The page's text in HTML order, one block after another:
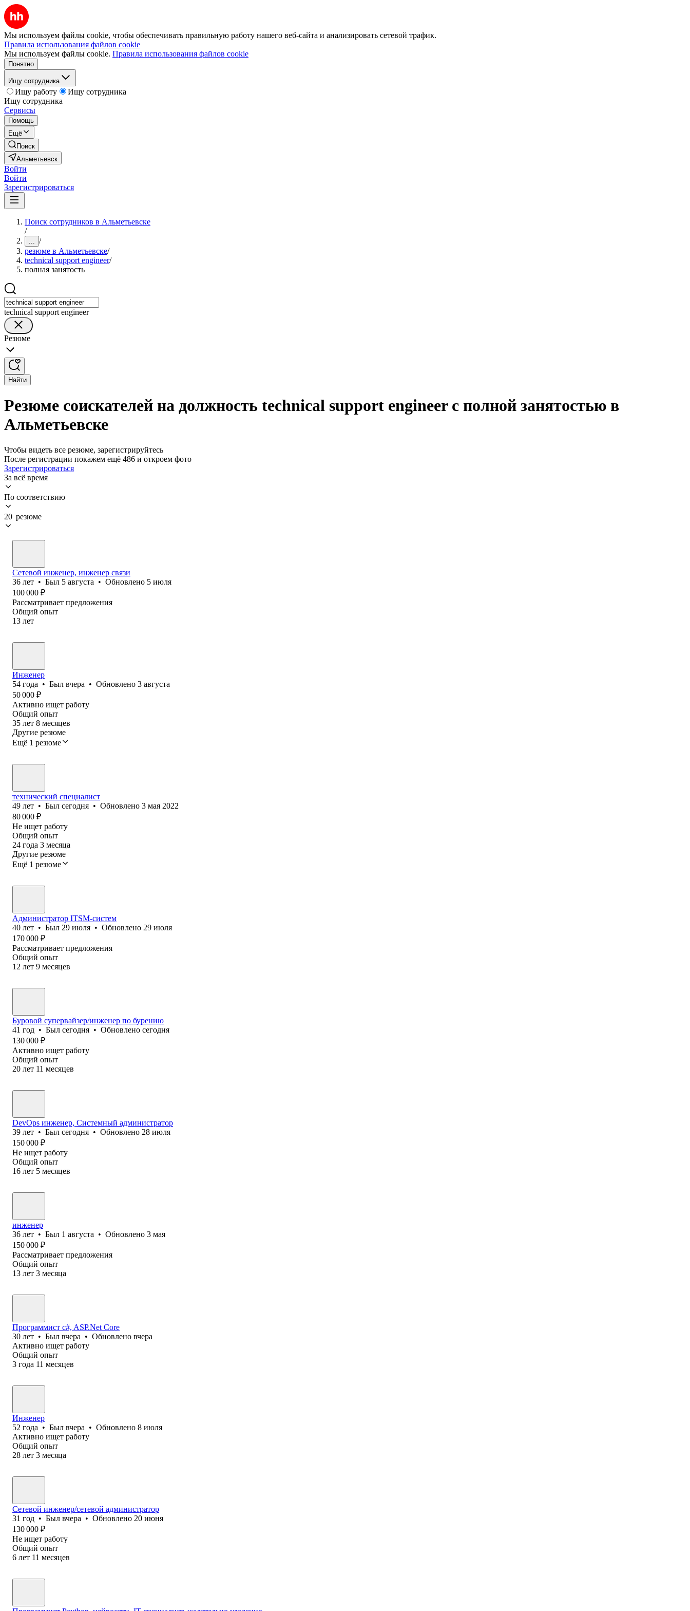
Мы используем файлы cookie, чтобы обеспечивать правильную работу нашего веб-сайта и анализировать сетевой трафик.
Правила использования файлов cookie
Мы используем файлы cookie. Правила использования файлов cookie
Понятно
Ищу сотрудника
Ищу работу
Ищу сотрудника
Ищу сотрудника
Сервисы
Помощь
Ещё
Поиск
Альметьевск
Войти
Войти
Зарегистрироваться
Поиск сотрудников в Альметьевске
/
... /
резюме в Альметьевске/
technical support engineer/
полная занятость
technical support engineer
Резюме
Найти
Резюме соискателей на должность technical support engineer с полной занятостью в
Альметьевске
Чтобы видеть все резюме, зарегистрируйтесь
После регистрации покажем ещё 486 и откроем фото
Зарегистрироваться
За всё время
По соответствию
20 резюме
Сетевой инженер, инженер связи
36 лет • Был 5 августа • Обновлено 5 июля
100 000 ₽
Рассматривает предложения
Общий опыт
13 лет
Инженер
54 года • Был вчера • Обновлено 3 августа
50 000 ₽
Активно ищет работу
Общий опыт
35 лет 8 месяцев
Другие резюме
Ещё 1 резюме
технический специалист
49 лет • Был сегодня • Обновлено 3 мая 2022
80 000 ₽
Не ищет работу
Общий опыт
24 года 3 месяца
Другие резюме
Ещё 1 резюме
Администратор ITSM-систем
40 лет • Был 29 июля • Обновлено 29 июля
170 000 ₽
Рассматривает предложения
Общий опыт
12 лет 9 месяцев
Буровой супервайзер/инженер по бурению
41 год • Был сегодня • Обновлено сегодня
130 000 ₽
Активно ищет работу
Общий опыт
20 лет 11 месяцев
DevOps инженер, Системный администратор
39 лет • Был сегодня • Обновлено 28 июля
150 000 ₽
Не ищет работу
Общий опыт
16 лет 5 месяцев
инженер
36 лет • Был 1 августа • Обновлено 3 мая
150 000 ₽
Рассматривает предложения
Общий опыт
13 лет 3 месяца
Программист c#, ASP.Net Core
30 лет • Был вчера • Обновлено вчера
Активно ищет работу
Общий опыт
3 года 11 месяцев
Инженер
52 года • Был вчера • Обновлено 8 июля
Активно ищет работу
Общий опыт
28 лет 3 месяца
Сетевой инженер/сетевой администратор
31 год • Был вчера • Обновлено 20 июня
130 000 ₽
Не ищет работу
Общий опыт
6 лет 11 месяцев